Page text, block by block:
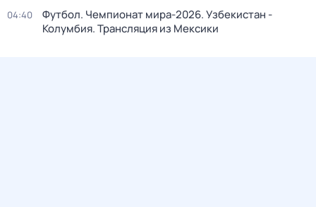
04:40
Футбол. Чемпионат мира-2026. Узбекистан -
Колумбия. Трансляция из Мексики